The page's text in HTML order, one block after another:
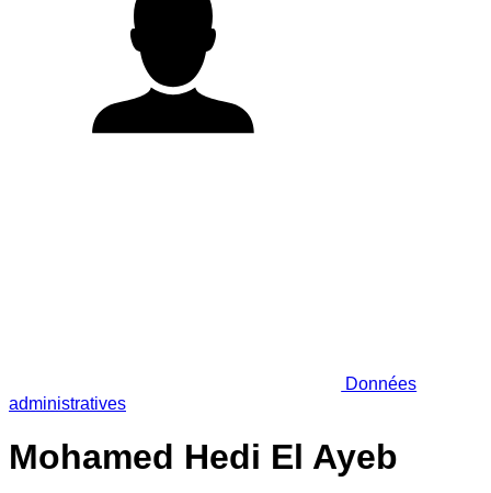
Données
administratives
Mohamed Hedi El Ayeb